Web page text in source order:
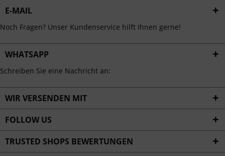
E-MAIL
Noch Fragen? Unser Kundenservice hilft Ihnen gerne!
WHATSAPP
Schreiben Sie eine Nachricht an:
WIR VERSENDEN MIT
FOLLOW US
TRUSTED SHOPS BEWERTUNGEN
Service